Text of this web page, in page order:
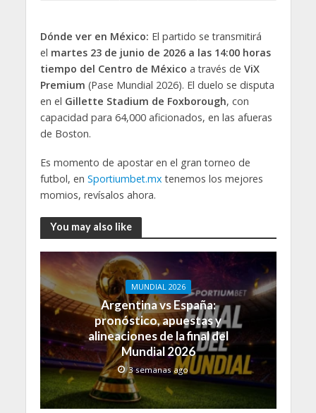
Dónde ver en México: El partido se transmitirá
el martes 23 de junio de 2026 a las 14:00 horas
tiempo del Centro de México a través de ViX
Premium (Pase Mundial 2026). El duelo se disputa
en el Gillette Stadium de Foxborough, con
capacidad para 64,000 aficionados, en las afueras
de Boston.
Es momento de apostar en el gran torneo de
futbol, en Sportiumbet.mx tenemos los mejores
momios, revísalos ahora.
You may also like
MUNDIAL 2026
Argentina vs España:
pronóstico, apuestas y
alineaciones de la final del
Mundial 2026
3 semanas ago